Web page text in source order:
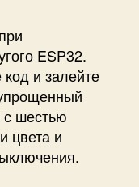
ESP32.
и залейте
с шестью
цвета и